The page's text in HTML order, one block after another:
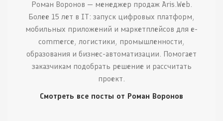
Роман Воронов — менеджер продаж Aris.Web.
Более 15 лет в IT: запуск цифровых платформ,
мобильных приложений и маркетплейсов для e-
commerce, логистики, промышленности,
образования и бизнес-автоматизации. Помогает
заказчикам подобрать решение и рассчитать
проект.
Смотреть все посты от Роман Воронов